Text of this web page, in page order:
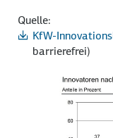
Quelle:
KfW-
barrierefrei)